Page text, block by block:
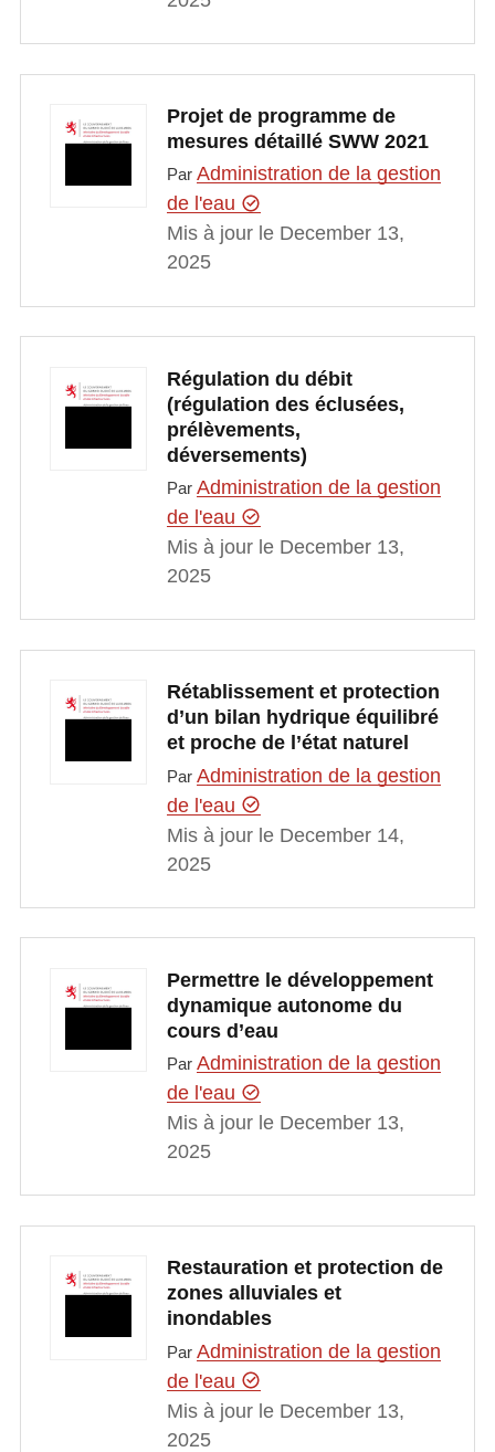
Projet de programme de
mesures détaillé SWW 2021
Par Administration de la gestion
de l'eau
Mis à jour le December 13,
2025
Régulation du débit
(régulation des éclusées,
prélèvements,
déversements)
Par Administration de la gestion
de l'eau
Mis à jour le December 13,
2025
Rétablissement et protection
d’un bilan hydrique équilibré
et proche de l’état naturel
Par Administration de la gestion
de l'eau
Mis à jour le December 14,
2025
Permettre le développement
dynamique autonome du
cours d’eau
Par Administration de la gestion
de l'eau
Mis à jour le December 13,
2025
Restauration et protection de
zones alluviales et
inondables
Par Administration de la gestion
de l'eau
Mis à jour le December 13,
2025